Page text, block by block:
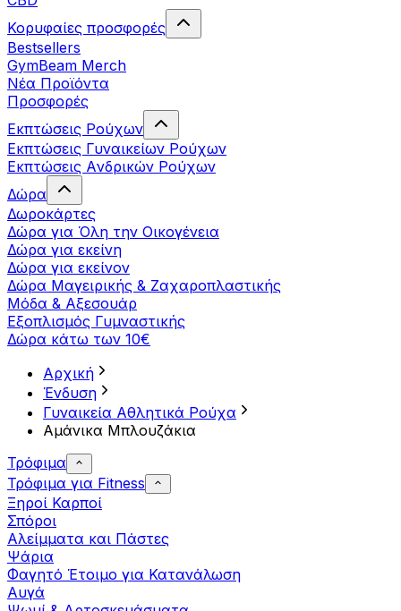
Κορυφαίες προσφορές
Bestsellers
GymBeam Merch
Νέα Προϊόντα
Προσφορές
Εκπτώσεις Ρούχων
Εκπτώσεις Γυναικείων Ρούχων
Εκπτώσεις Aνδρικών Ρούχων
Δώρα
Δωροκάρτες
Δώρα για Όλη την Οικογένεια
Δώρα για εκείνη
Δώρα για εκείνον
Δώρα Μαγειρικής & Ζαχαροπλαστικής
Μόδα & Αξεσουάρ
Εξοπλισμός Γυμναστικής
Δώρα κάτω των 10€
Αρχική
Ένδυση
Γυναικεία Αθλητικά Ρούχα
Αμάνικα Μπλουζάκια
Τρόφιμα
Τρόφιμα για Fitness
Ξηροί Καρποί
Σπόροι
Αλείμματα και Πάστες
Ψάρια
Φαγητό Έτοιμο για Κατανάλωση
Αυγά